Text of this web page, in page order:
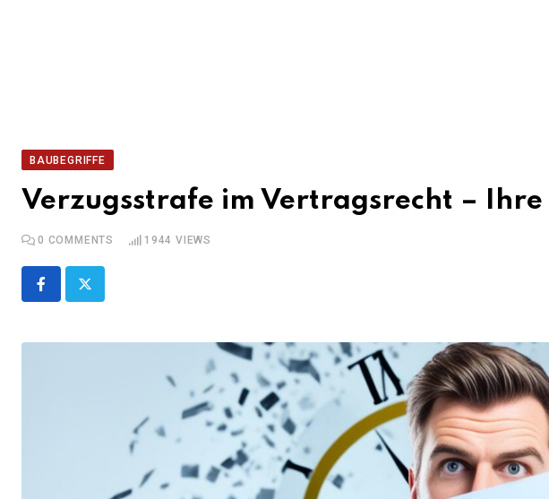
BAUBEGRIFFE
Verzugsstrafe im Vertragsrecht – Ihre
0 COMMENTS 1944 VIEWS